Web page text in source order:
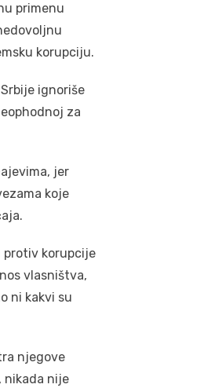
primenu
korupciju.
ignoriše
za
jer
koje
protiv korupcije
vlasništva,
ni kakvi su
njegove
nikada nije